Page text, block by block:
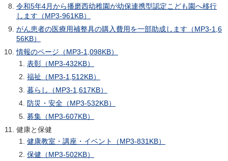
令和5年4月から播磨西幼稚園が幼保連携型認定こども園へ移行
します（MP3-961KB）
がん患者の医療用補整具の購入費用を一部助成します（MP3-1,6
56KB）
情報のページ（MP3-1,098KB）
表彰（MP3-432KB）
福祉（MP3-1,512KB）
暮らし（MP3-1,617KB）
防災・安全（MP3-532KB）
募集（MP3-607KB）
健康と保健
健康教室・講座・イベント（MP3-831KB）
保健（MP3-502KB）